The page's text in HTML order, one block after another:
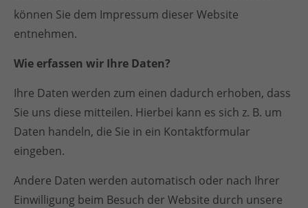
Drop us a line
info@yourdomain.com
About us
Lorem ipsum dolor sit amet, consectetuer
adipiscing elit.
Aenean commodo ligula eget dolor. Aenean
massa. Cum sociis natoque penatibus et magnis
Donec quam felis, ultricies nec.
können Sie dem Impressum dieser Website
entnehmen.
Wie erfassen wir Ihre Daten?
Ihre Daten werden zum einen dadurch erhoben, dass
Sie uns diese mitteilen. Hierbei kann es sich z. B. um
Daten handeln, die Sie in ein Kontaktformular
eingeben.
Andere Daten werden automatisch oder nach Ihrer
Einwilligung beim Besuch der Website durch unsere